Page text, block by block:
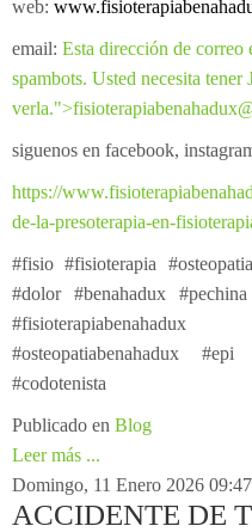
web:
email: Esta dirección de correo
spambots. Usted necesita
verla.">
siguenos en facebook,
https://
de-la-presoterapia-en-
#fisio #fisioterapia
#dolor #benahadux
#osteopatiabenahadux
#codotenista
Publicado en Blog
Leer más ...
Domingo, 11 Enero 2026 09:47
ACCIDENTE DE